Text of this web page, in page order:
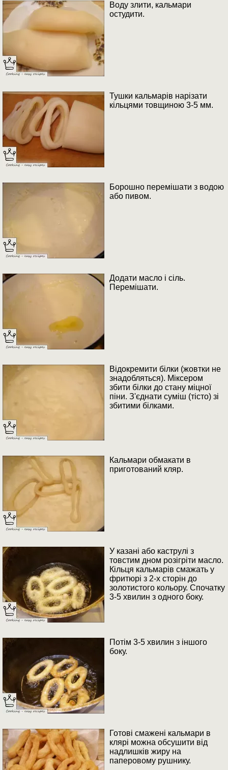
Воду злити, кальмари
остудити.
Тушки кальмарів нарізати
кільцями товщиною 3-5 мм.
Борошно перемішати з водою
або пивом.
Додати масло і сіль.
Перемішати.
Відокремити білки (жовтки не
знадобляться). Міксером
збити білки до стану міцної
піни. З'єднати суміш (тісто) зі
збитими білками.
Кальмари обмакати в
приготований кляр.
У казані або каструлі з
товстим дном розігріти масло.
Кільця кальмарів смажать у
фритюрі з 2-х сторін до
золотистого кольору. Спочатку
3-5 хвилин з одного боку.
Потім 3-5 хвилин з іншого
боку.
Готові смажені кальмари в
клярі можна обсушити від
надлишків жиру на
паперовому рушнику.